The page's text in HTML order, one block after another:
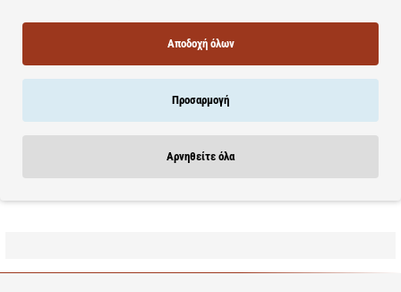
Ελεγχόμενη αποδέσμευση συστατικών για ενυδάτωση που διαρκεί
Βοηθά στη διατήρηση της φυσικής υγρασίας της επιδερμίδας
ξεβγάλτε. Κατάλληλο για ενήλικους και παιδιά.
Learn more
Αποδοχή όλων
Προσαρμογή
Αρνηθείτε όλα